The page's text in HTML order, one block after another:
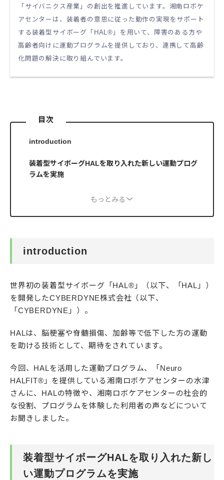
「サイバニクス産業」の創出を推進しています。湘南ロボケ
アセンターは、装着者の意思に従った動作の実現をサポート
する装着型サイボーグ「HAL®」を用いて、障害のある方や
高齢者向けに運動プログラムを提供しており、連携して高齢
化問題の解決に取り組んでいます。
目次
introduction
装着型サイボーグHALを取り入れた新しい運動プログ
ラムを実施
もっとみる
introduction
世界初の装着型サイボーグ「HAL®」（以下、「HAL」）
を開発したCYBERDYNE株式会社（以下、
「CYBERDYNE」）。
HALは、脳梗塞や脊髄損傷、加齢等で低下した方の運動
を助ける技術として、期待をされています。
今回、HALを活用した運動プログラム、「Neuro
HALFIT®︎」を提供している湘南ロボケアセンターの水津
さんに、HALの特徴や、湘南ロボケアセンターの社会的
な役割、プログラムを体験した利用者の声などについて
お聞きしました。
装着型サイボーグHALを取り入れた新し
い運動プログラムを実施